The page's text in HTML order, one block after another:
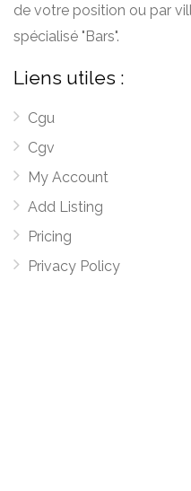
de votre position ou par
spécialisé "Bars".
Liens utiles :
Cgu
Cgv
My Account
Add Listing
Pricing
Privacy Policy